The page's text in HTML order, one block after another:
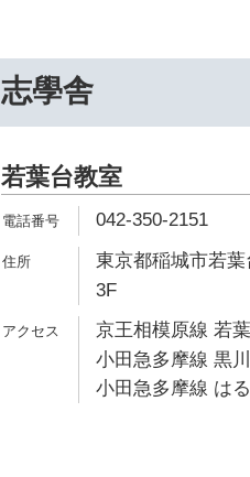
志學舎
若葉台教室
042-350-2151
東京都稲城市若
3F
京王相模原線 若
小田急多摩線 黒
小田急多摩線 は